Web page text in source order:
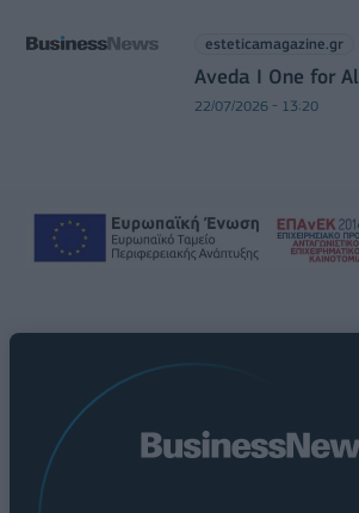
esteticamagazine.gr
Aveda I One for
22/07/2026 - 13:20